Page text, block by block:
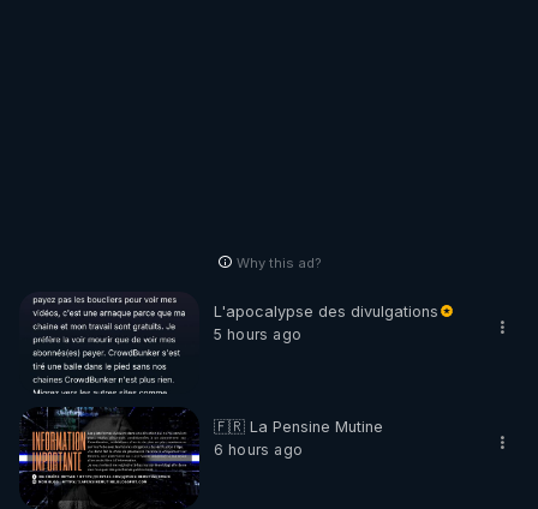
Why this ad?
L'apocalypse des divulgations
5 hours ago
🇫🇷 La Pensine Mutine
6 hours ago